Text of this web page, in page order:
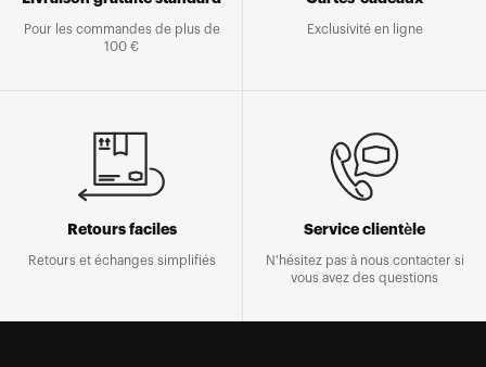
Pour les commandes de plus de
100 €
Exclusivité en ligne
Retours faciles
Retours et échanges simplifiés
Service clientèle
N'hésitez pas à nous contacter si
vous avez des questions